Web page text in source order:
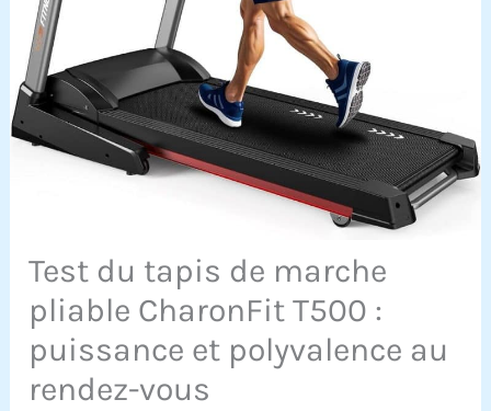
Test du tapis de marche
pliable CharonFit T500 :
puissance et polyvalence au
rendez-vous